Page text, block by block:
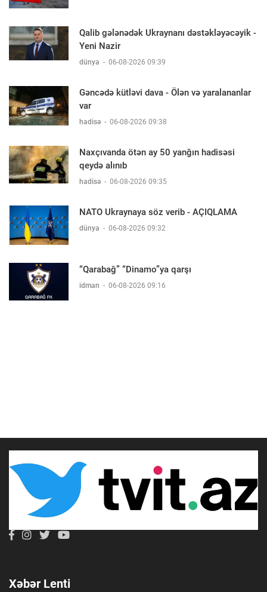
Qalib gələnədək Ukraynanı dəstəkləyəcəyik -
Yeni Nazir
dünya - 06-08-2026 09:39
Gəncədə kütləvi dava - Ölən və yaralananlar
var
hadisə - 06-08-2026 09:38
Naxçıvanda ötən ay 50 yanğın hadisəsi
qeydə alınıb
hadisə - 06-08-2026 09:35
NATO Ukraynaya söz verib - AÇIQLAMA
dünya - 06-08-2026 09:32
“Qarabağ” “Dinamo”ya qarşı
idman - 06-08-2026 09:16
Xəbər Lenti